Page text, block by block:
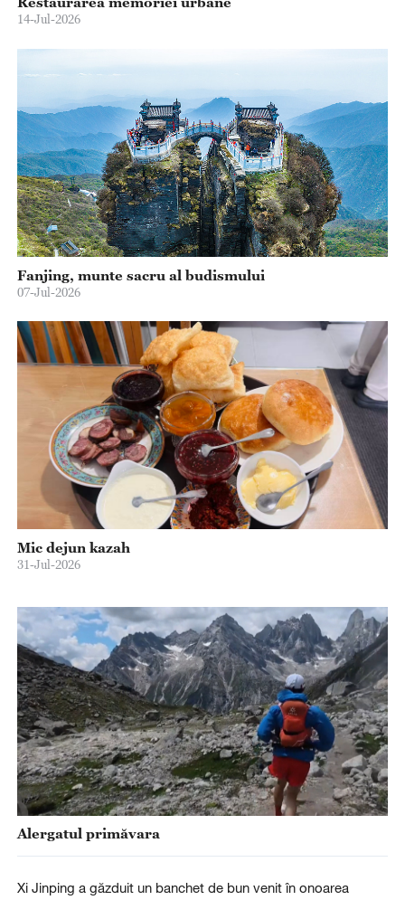
14-Jul-2026
Fanjing, munte sacru al budismului
07-Jul-2026
Mic dejun kazah
31-Jul-2026
Alergatul primăvara
Xi Jinping a găzduit un banchet de bun venit în onoarea